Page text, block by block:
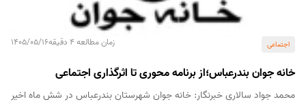
اجتماعی زمان مطالعه 4 دقیقه 1405/05/16
خانه جوان بندرعباس؛از برنامه محوری تا اثرگذاری اجتماعی
محمد جواد سالاری خبرنگار: خانه جوان شهرستان بندرعباس در شش ماه اخیر